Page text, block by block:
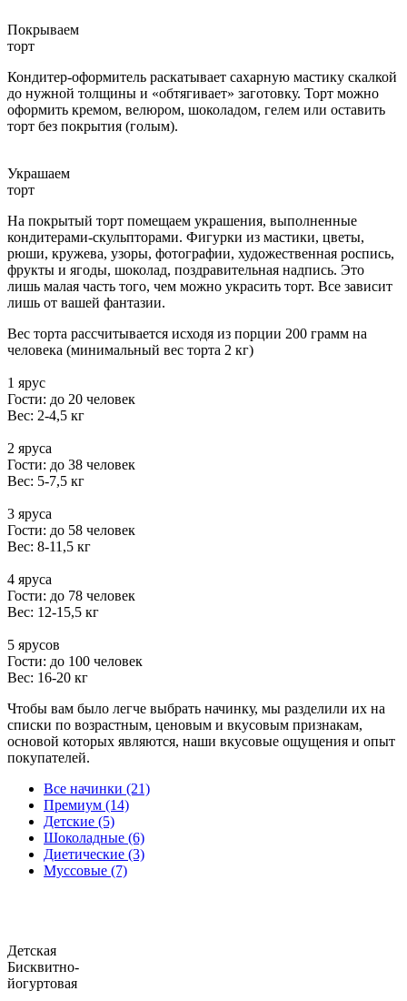
Покрываем
торт
Кондитер-оформитель раскатывает сахарную мастику скалкой
до нужной толщины и «обтягивает» заготовку. Торт можно
оформить кремом, велюром, шоколадом, гелем или оставить
торт без покрытия (голым).
Украшаем
торт
На покрытый торт помещаем украшения, выполненные
кондитерами-скульпторами. Фигурки из мастики, цветы,
рюши, кружева, узоры, фотографии, художественная роспись,
фрукты и ягоды, шоколад, поздравительная надпись. Это
лишь малая часть того, чем можно украсить торт. Все зависит
лишь от вашей фантазии.
Вес торта рассчитывается исходя из порции 200 грамм на
человека (минимальный вес торта 2 кг)
1 ярус
Гости: до 20 человек
Вес: 2-4,5 кг
2 яруса
Гости: до 38 человек
Вес: 5-7,5 кг
3 яруса
Гости: до 58 человек
Вес: 8-11,5 кг
4 яруса
Гости: до 78 человек
Вес: 12-15,5 кг
5 ярусов
Гости: до 100 человек
Вес: 16-20 кг
Чтобы вам было легче выбрать начинку, мы разделили их на
списки по возрастным, ценовым и вкусовым признакам,
основой которых являются, наши вкусовые ощущения и опыт
покупателей.
Все начинки (21)
Премиум (14)
Детские (5)
Шоколадные (6)
Диетические (3)
Муссовые (7)
Детская
Бисквитно-
йогуртовая